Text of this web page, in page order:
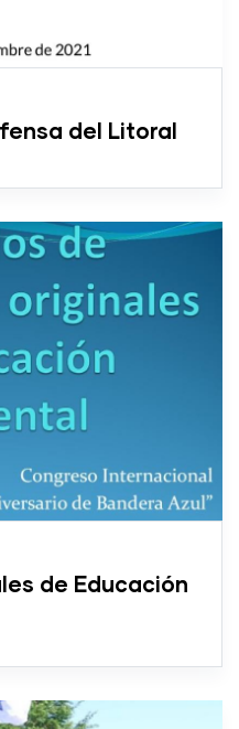
del Litoral
de Educación